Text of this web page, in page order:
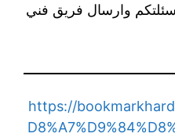
وارسال فريق فني
https://